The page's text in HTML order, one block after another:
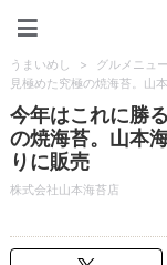
うまいめし > グルメニュ
見極めた究極の焼海苔。山
今年はこれに勝
の焼海苔。山本
りに販売
株式会社山本海苔店